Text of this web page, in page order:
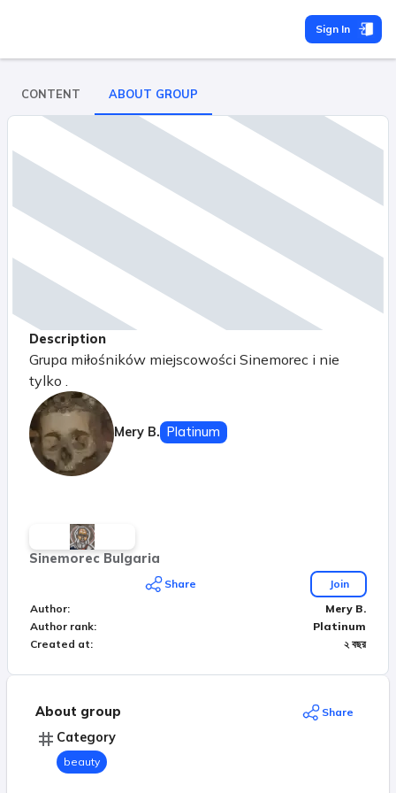
Sign In
CONTENT ABOUT GROUP
Description
Grupa miłośników miejscowości Sinemorec i nie
tylko .
Mery B. Platinum
Sinemorec Bulgaria
Share
Join
Author:
Mery B.
Author rank:
Platinum
Created at: ২ বছর
About group Share
Category
beauty